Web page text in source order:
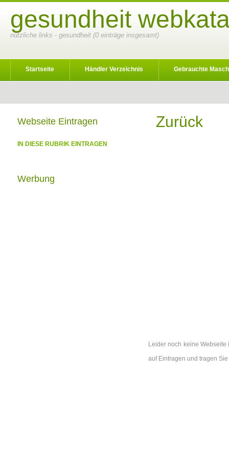
gesundheit
nützliche links - gesundheit (0 einträge insgesamt)
Startseite Händler Verzeichnis Gebrauchte
Zurück
Leider noch keine
auf Eintragen und tragen
Webseite Eintragen
IN DIESE RUBRIK EINTRAGEN
Werbung